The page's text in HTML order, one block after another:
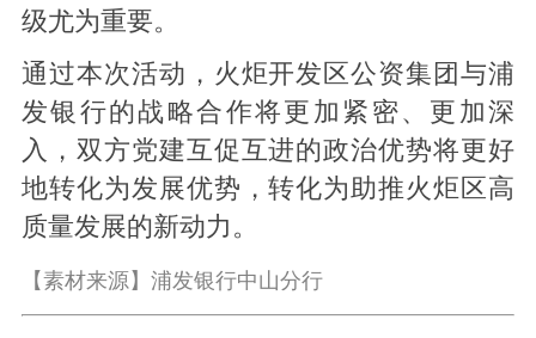
级尤为重要。
通过本次活动，火炬开发区公资集团与浦
发银行的战略合作将更加紧密、更加深
入，双方党建互促互进的政治优势将更好
地转化为发展优势，转化为助推火炬区高
质量发展的新动力。
【素材来源】浦发银行中山分行